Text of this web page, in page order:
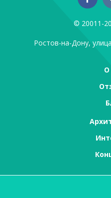
© 20011-
Ростов-на-Дону,
О